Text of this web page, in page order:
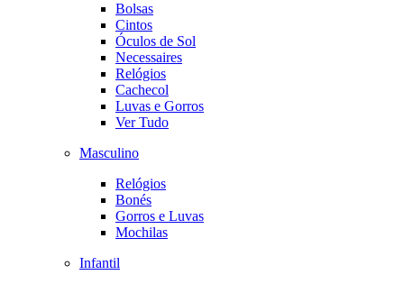
Bolsas
Cintos
Óculos de Sol
Necessaires
Relógios
Cachecol
Luvas e Gorros
Ver Tudo
Masculino
Relógios
Bonés
Gorros e Luvas
Mochilas
Infantil